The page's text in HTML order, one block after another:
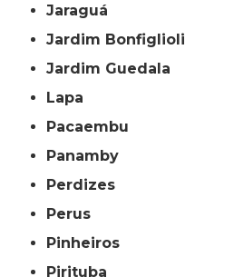
Jaraguá
Jardim Bonfiglioli
Jardim Guedala
Lapa
Pacaembu
Panamby
Perdizes
Perus
Pinheiros
Pirituba